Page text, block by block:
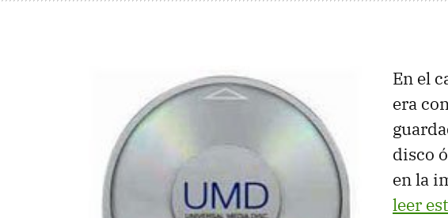
En el
era
disco
en la
leer